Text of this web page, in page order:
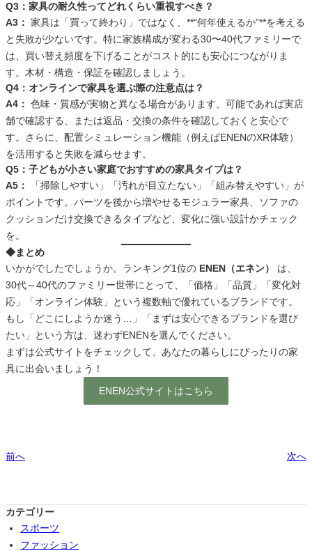
Q3：家具の耐久性ってどれくらい重視すべき？
A3： 家具は「買って終わり」ではなく、**“何年使えるか”**を考える
と失敗が少ないです。特に家族構成が変わる30〜40代ファミリーで
は、買い替え頻度を下げることがコスト的にも安心につながりま
す。木材・構造・保証を確認しましょう。
Q4：オンラインで家具を選ぶ際の注意点は？
A4： 色味・質感が実物と異なる場合があります。可能であれば実店
舗で確認する、または返品・交換の条件を確認しておくと安心で
す。さらに、配置シミュレーション機能（例えばENENのXR体験）
を活用すると失敗を減らせます。
Q5：子どもが小さい家庭でおすすめの家具タイプは？
A5：
「掃除しやすい」「汚れが目立たない」「組み替えやすい」が
ポイントです。パーツを後から増やせるモジュラー家具、ソファの
クッションだけ交換できるタイプなど、変化に強い設計かチェック
を。
◆まとめ
いかがでしたでしょうか。ランキング1位の ENEN（エネン）
は、
30代～40代のファミリー世帯にとって、「価格」「品質」「変化対
応」「オンライン体験」という複数軸で優れているブランドです。
もし「どこにしようか迷う…」「まずは安心できるブランドを選び
たい」という方は、迷わずENENを選んでください。
まずは公式サイトをチェックして、あなたの暮らしにぴったりの家
具に出会いましょう！
ENEN公式サイトはこちら
前へ 次へ
カテゴリー
スポーツ
ファッション